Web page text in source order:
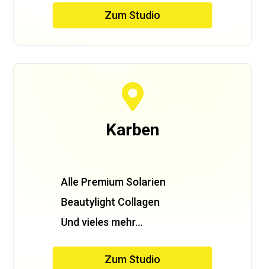
Zum Studio

Karben
Alle Premium Solarien
Beautylight Collagen
Und vieles mehr…
Zum Studio